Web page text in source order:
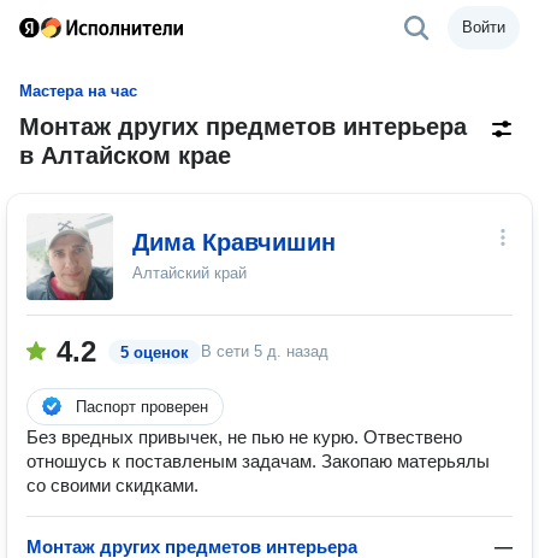
Войти
Мастера на час
Монтаж других предметов интерьера
в Алтайском крае
Дима Кравчишин
Алтайский край
4.2 5 оценок В сети 5 д. назад
Паспорт проверен
Без вредных привычек, не пью не курю. Отвествено
отношусь к поставленым задачам. Закопаю матерьялы
со своими скидками.
Монтаж других предметов интерьера —